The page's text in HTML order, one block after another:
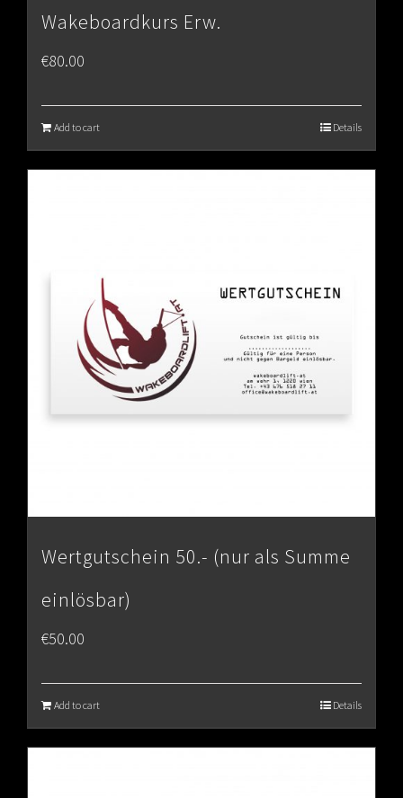
Wakeboardkurs Erw.
€80.00
Add to cart Details
Wertgutschein 50.- (nur als Summe
einlösbar)
€50.00
Add to cart Details